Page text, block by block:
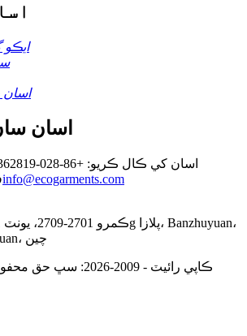
ايڪو
اسان
اسان کي ڪال ڪريو: +86-028-89362819
info@ecogarments.com
Chengdu، Sichuan، چين
© ڪاپي رائيٽ - 2009-2026: سڀ حق محفوظ آهن.